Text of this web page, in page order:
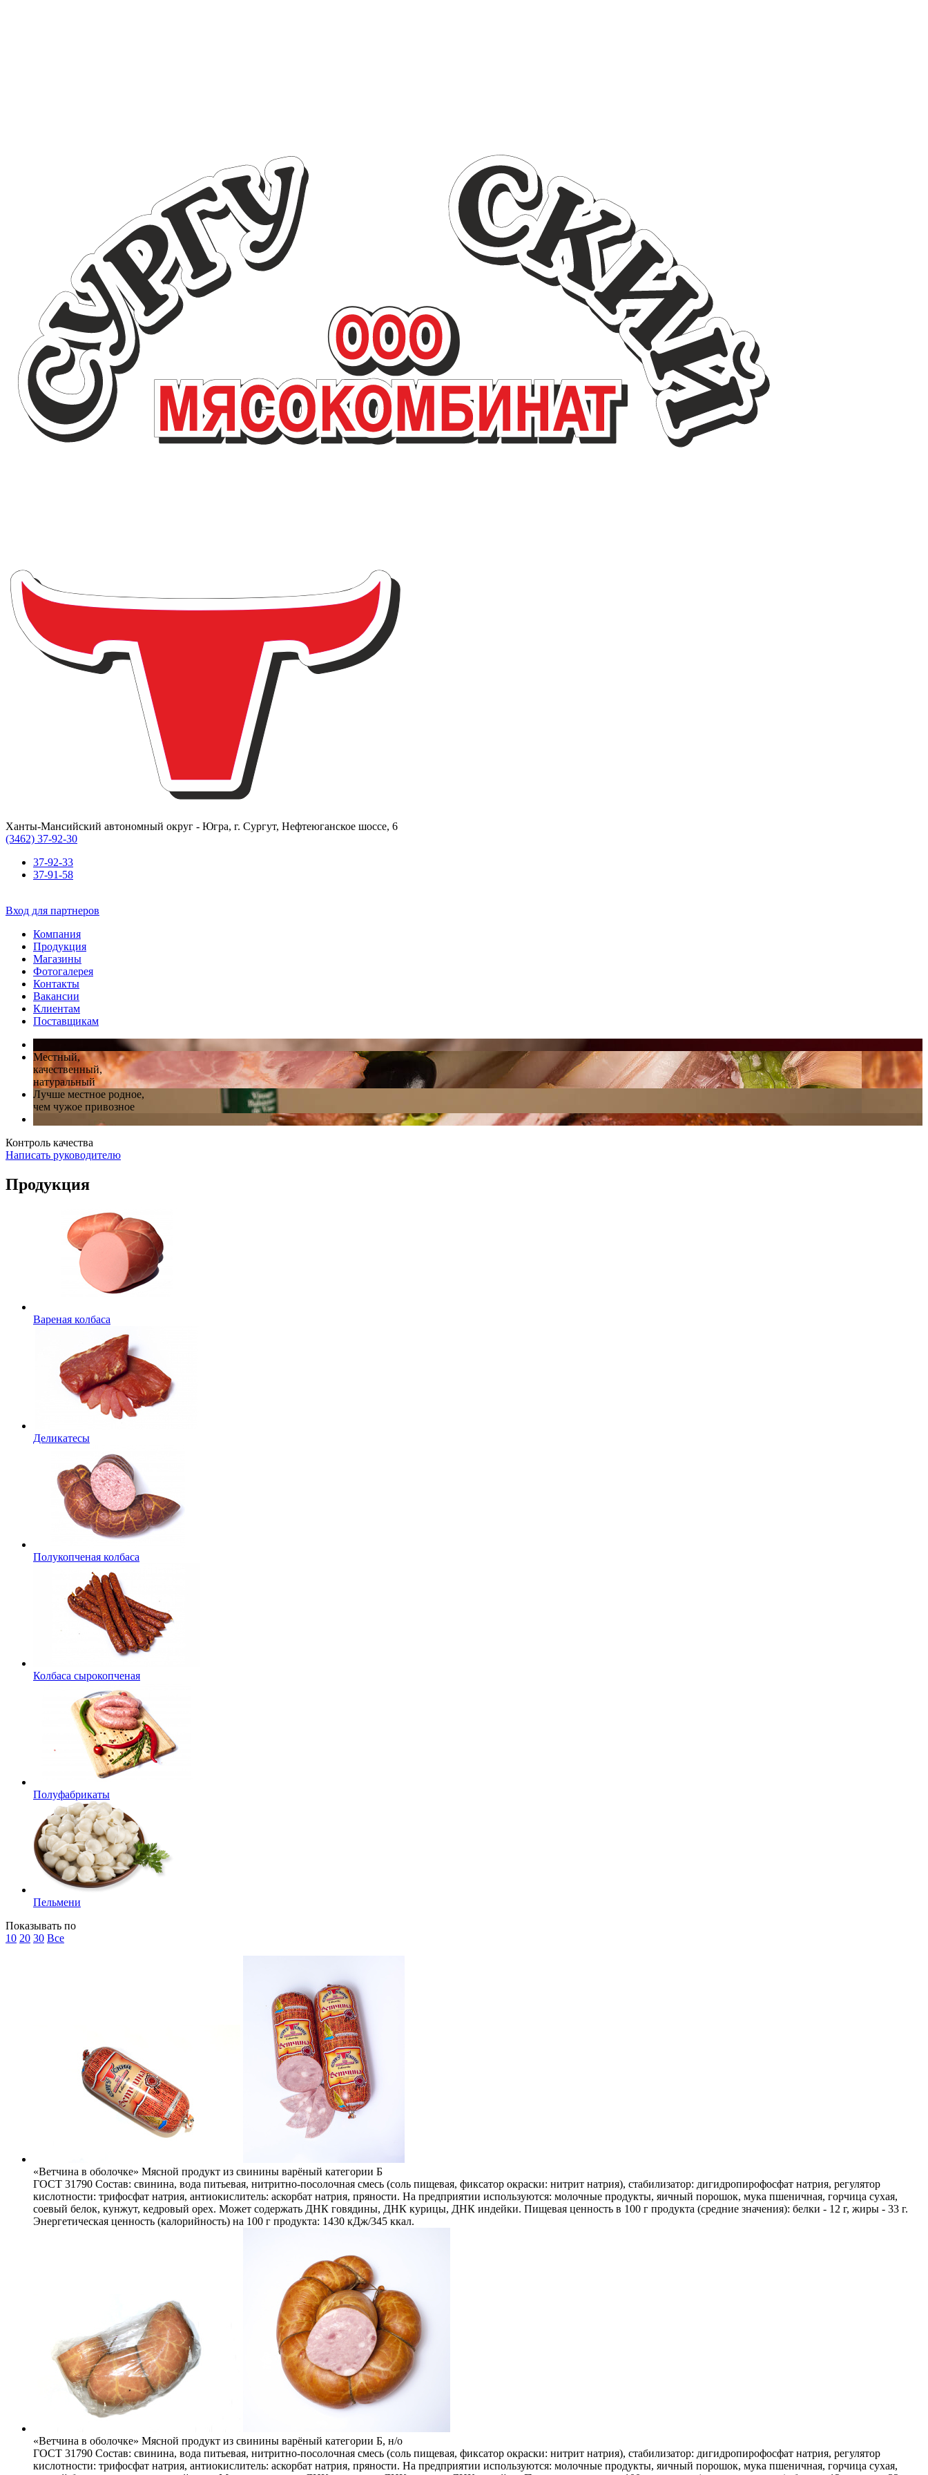
Ханты-Мансийский автономный округ - Югра, г. Сургут, Нефтеюганское шоссе, 6
(3462) 37-92-30
37-92-33
37-91-58
Вход для партнеров
Компания
Продукция
Магазины
Фотогалерея
Контакты
Вакансии
Клиентам
Поставщикам
Местный,
качественный,
натуральный
Лучше местное родное,
чем чужое привозное
Контроль качества
Написать руководителю
Продукция
Вареная колбаса
Деликатесы
Полукопченая колбаса
Колбаса сырокопченая
Полуфабрикаты
Пельмени
Показывать по
10 20 30 Все
«Ветчина в оболочке» Мясной продукт из свинины варёный категории Б
ГОСТ 31790 Состав: свинина, вода питьевая, нитритно-посолочная смесь (соль пищевая, фиксатор окраски: нитрит натрия), стабилизатор: дигидропирофосфат натрия, регулятор
кислотности: трифосфат натрия, антиокислитель: аскорбат натрия, пряности. На предприятии используются: молочные продукты, яичный порошок, мука пшеничная, горчица сухая,
соевый белок, кунжут, кедровый орех. Может содержать ДНК говядины, ДНК курицы, ДНК индейки. Пищевая ценность в 100 г продукта (средние значения): белки - 12 г, жиры - 33 г.
Энергетическая ценность (калорийность) на 100 г продукта: 1430 кДж/345 ккал.
«Ветчина в оболочке» Мясной продукт из свинины варёный категории Б, н/о
ГОСТ 31790 Состав: свинина, вода питьевая, нитритно-посолочная смесь (соль пищевая, фиксатор окраски: нитрит натрия), стабилизатор: дигидропирофосфат натрия, регулятор
кислотности: трифосфат натрия, антиокислитель: аскорбат натрия, пряности. На предприятии используются: молочные продукты, яичный порошок, мука пшеничная, горчица сухая,